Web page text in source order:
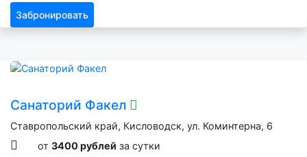
Забронировать
Санаторий Факел
Ставропольский край, Кисловодск, ул. Коминтерна, 6
от 3400 рублей за сутки